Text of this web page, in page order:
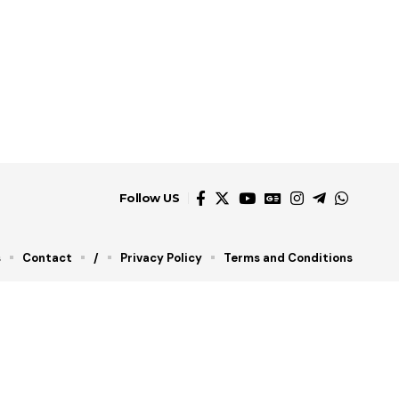
Follow US
Contact / Privacy Policy Terms and Conditions